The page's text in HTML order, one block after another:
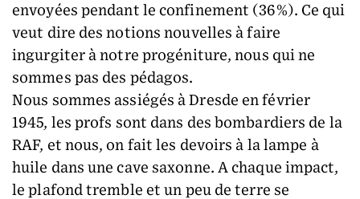
envoyées pendant le confinement (36%). Ce qui
veut dire des notions nouvelles à faire
ingurgiter à notre progéniture, nous qui ne
sommes pas des pédagos.
Nous sommes assiégés à Dresde en février
1945, les profs sont dans des bombardiers de la
RAF, et nous, on fait les devoirs à la lampe à
huile dans une cave saxonne. A chaque impact,
le plafond tremble et un peu de terre se